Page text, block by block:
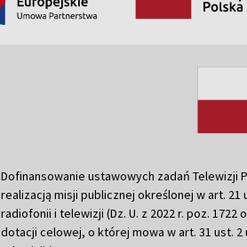
Dofinansowanie ustawowych zadań Telewizji
realizacją misji publicznej określonej w art. 21
radiofonii i telewizji (Dz. U. z 2022 r. poz.
dotacji celowej, o której mowa w art. 31 ust. 2